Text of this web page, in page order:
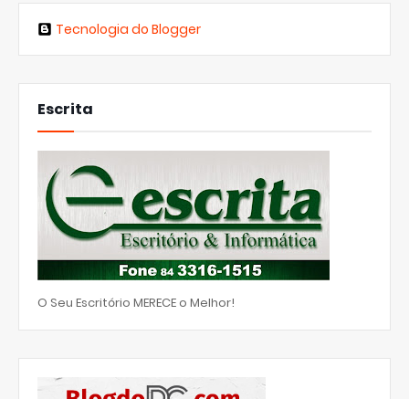
Tecnologia do Blogger
Escrita
O Seu Escritório MERECE o Melhor!